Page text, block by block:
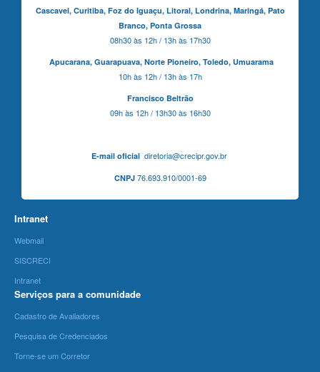
Cascavel, Curitiba,Foz do Iguaçu, Litoral, Londrina, Maringá, Pato
Branco, Ponta Grossa
08h30 às 12h / 13h às 17h30
Apucarana, Guarapuava, Norte Pioneiro, Toledo, Umuarama
10h às 12h / 13h às 17h
Francisco Beltrão
09h às 12h / 13h30 às 16h30
E-mail oficialdiretoria@crecipr.gov.br
CNPJ76.693.910/0001-69
Intranet
Webmail
SISCRECI
Intranet
Serviços para a comunidade
Cadastro de Avaliadores
Pesquisa de Credenciados
Torne-se um Corretor